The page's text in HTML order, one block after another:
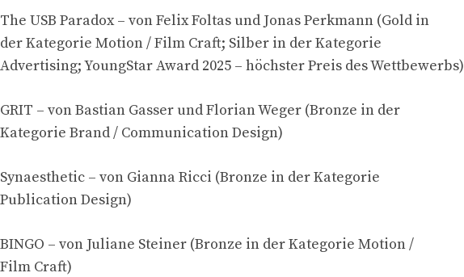
The USB Paradox – von Felix Foltas und Jonas Perkmann (Gold in
der Kategorie Motion / Film Craft; Silber in der Kategorie
Advertising; YoungStar Award 2025 – höchster Preis des Wettbewerbs)
GRIT – von Bastian Gasser und Florian Weger (Bronze in der
Kategorie Brand / Communication Design)
Synaesthetic – von Gianna Ricci (Bronze in der Kategorie
Publication Design)
BINGO – von Juliane Steiner (Bronze in der Kategorie Motion /
Film Craft)